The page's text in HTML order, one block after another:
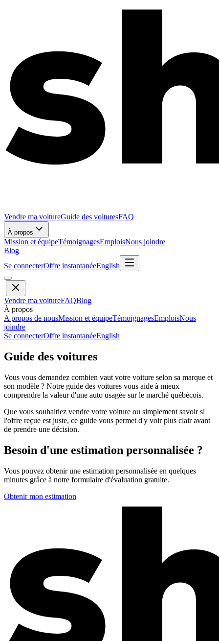
Vendre ma voitureGuide des voituresFAQ
À propos
Mission et équipeTémoignagesEmploisNous joindre
Blog
Se connecterOffre instantanéeEnglish
Vendre ma voitureFAQBlog
À propos
A propos de nousMission et équipeTémoignagesEmploisNous
joindre
Se connecterOffre instantanéeEnglish
Guide des voitures
Vous vous demandez combien vaut votre voiture selon sa marque et
son modèle ? Notre guide des voitures vous aide à mieux
comprendre la valeur d'une auto usagée sur le marché québécois.
Que vous souhaitiez vendre votre voiture ou simplement savoir si
l'offre reçue est juste, ce guide vous permet d'y voir plus clair avant
de prendre une décision.
Besoin d'une estimation personnalisée ?
Vous pouvez obtenir une estimation personnalisée en quelques
minutes grâce à notre formulaire d'évaluation gratuite.
Obtenir mon estimation